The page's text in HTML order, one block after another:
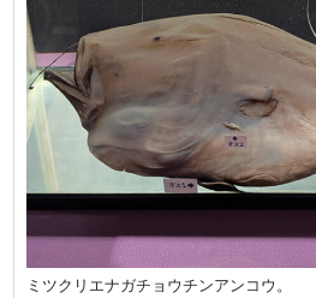
ミツクリエナガチョウチンアンコウ。